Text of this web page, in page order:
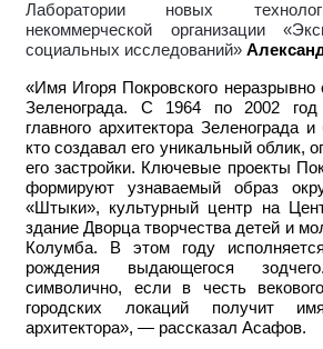
Лаборатории новых
некоммерческой организации
социальных исследований»
«Имя Игоря Покровского неразрывно
Зеленограда. С 1964 по 2002
главного архитектора Зеленограда
кто создавал его уникальный облик,
его застройки. Ключевые проекты
формируют узнаваемый образ
«Штыки», культурный центр на
здание Дворца творчества детей и
Колумба. В этом году
рождения выдающегося
символично, если в честь
городских локаций получит
архитектора», — рассказал Асафов.